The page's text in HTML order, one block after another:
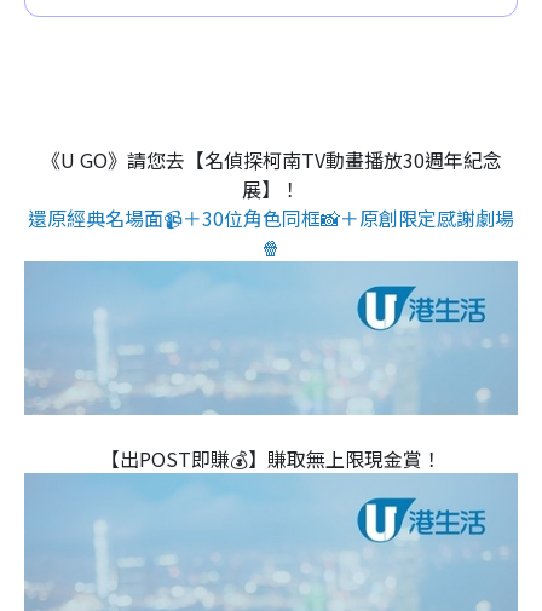
《U GO》請您去【名偵探柯南TV動畫播放30週年紀念
展】！
還原經典名場面📹＋30位角色同框📸＋原創限定感謝劇場
🍿
【出POST即賺💰】賺取無上限現金賞！